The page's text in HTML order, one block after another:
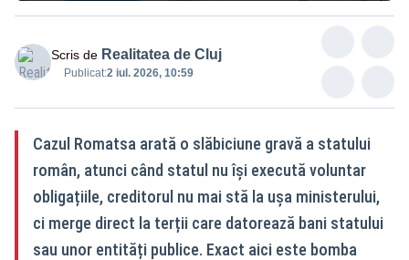
Scris de Realitatea de Cluj
Publicat:2 iul. 2026, 10:59
Cazul Romatsa arată o slăbiciune gravă a statului
român, atunci când statul nu își execută voluntar
obligațiile, creditorul nu mai stă la ușa ministerului,
ci merge direct la terții care datorează bani statului
sau unor entități publice. Exact aici este bomba